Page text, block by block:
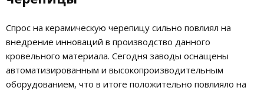
Спрос на керамическую черепицу сильно повлиял на
внедрение инноваций в производство данного
кровельного материала. Сегодня заводы оснащены
автоматизированным и высокопроизводительным
оборудованием, что в итоге положительно повлияло на